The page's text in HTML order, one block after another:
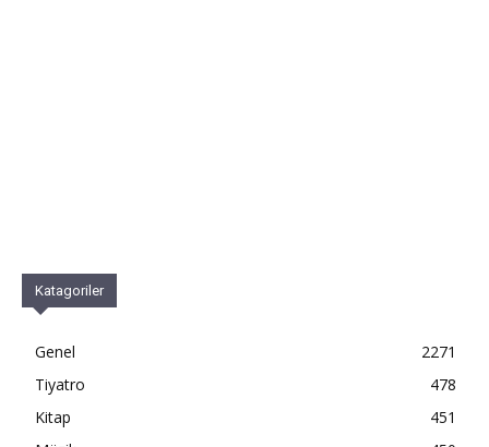
Katagoriler
Genel
2271
Tiyatro
478
Kitap
451